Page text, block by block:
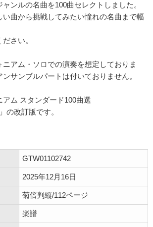
ンルの名曲を100曲セレクトしました。
曲から挑戦してみたい憧れの名曲まで幅
さい。
アム・ソロでの演奏を想定しておりま
サンブルパートは付いておりません。
ム スタンダード100曲選
の改訂版です。
GTW01102742
2025年12月16日
菊倍判縦/112ページ
楽譜